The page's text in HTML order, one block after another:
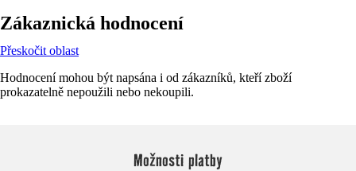
Zákaznická hodnocení
Přeskočit oblast
Hodnocení mohou být napsána i od zákazníků, kteří zboží
prokazatelně nepoužili nebo nekoupili.
Možnosti platby